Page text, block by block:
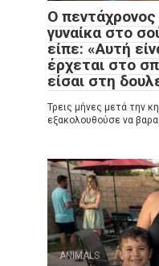
Ο πεντάχρονος
γυναίκα στο
είπε: «Αυτή
έρχεται στο
είσαι στη
Τρεις μήνες μετά την
εξακολουθούσε να
ANIMALS